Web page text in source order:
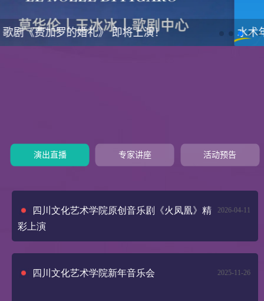
水术年华启程校园行 一生有你·毕业歌会
演出直播 专家讲座 活动预告